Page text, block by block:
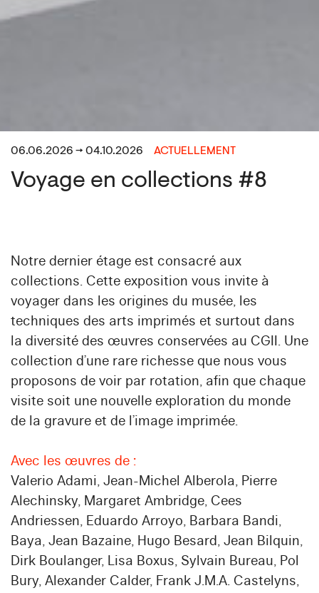
06.06.2026 → 04.10.2026 ACTUELLEMENT
Voyage en collections #8
Notre dernier étage est consacré aux
collections. Cette exposition vous invite à
voyager dans les origines du musée, les
techniques des arts imprimés et surtout dans
la diversité des œuvres conservées au CGII. Une
collection d’une rare richesse que nous vous
proposons de voir par rotation, afin que chaque
visite soit une nouvelle exploration du monde
de la gravure et de l’image imprimée.
Avec les œuvres de :
Valerio Adami, Jean-Michel Alberola, Pierre
Alechinsky, Margaret Ambridge, Cees
Andriessen, Eduardo Arroyo, Barbara Bandi,
Baya, Jean Bazaine, Hugo Besard, Jean Bilquin,
Dirk Boulanger, Lisa Boxus, Sylvain Bureau, Pol
Bury, Alexander Calder, Frank J.M.A. Castelyns,